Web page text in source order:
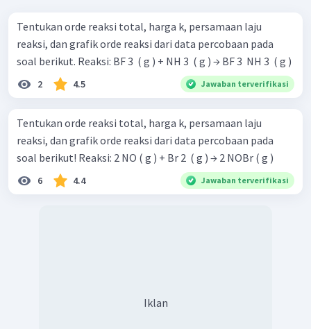
Tentukan orde reaksi total, harga k, persamaan laju
reaksi, dan grafik orde reaksi dari data percobaan pada
soal berikut. Reaksi: BF 3 ​ ( g ) + NH 3 ​ ( g ) → BF 3 ​ NH 3 ​ ( g )
2 4.5 Jawaban terverifikasi
Tentukan orde reaksi total, harga k, persamaan laju
reaksi, dan grafik orde reaksi dari data percobaan pada
soal berikut! Reaksi: 2 NO ( g ) + Br 2 ​ ( g ) → 2 NOBr ( g )
6 4.4 Jawaban terverifikasi
Iklan